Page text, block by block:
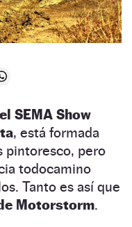
SEMA Show
, está formada
pintoresco, pero
todocamino
Tanto es así que
Motorstorm.